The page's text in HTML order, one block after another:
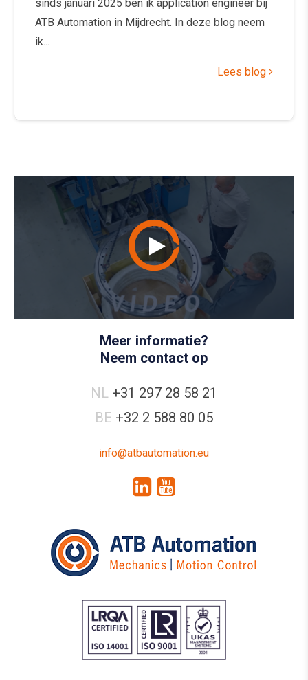
sinds januari 2025 ben ik application engineer bij
ATB Automation in Mijdrecht. In deze blog neem
ik...
Lees blog
Meer informatie?
Neem contact op
NL +31 297 28 58 21
BE +32 2 588 80 05
info@atbautomation.eu